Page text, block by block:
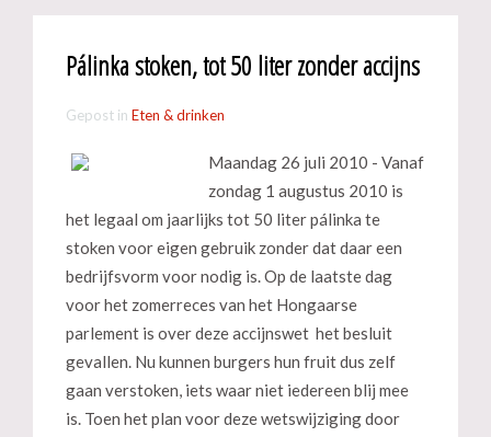
Pálinka stoken, tot 50 liter zonder accijns
Gepost in Eten & drinken
Maandag 26 juli 2010 - Vanaf
zondag 1 augustus 2010 is
het legaal om jaarlijks tot 50 liter pálinka te
stoken voor eigen gebruik zonder dat daar een
bedrijfsvorm voor nodig is. Op de laatste dag
voor het zomerreces van het Hongaarse
parlement is over deze accijnswet het besluit
gevallen. Nu kunnen burgers hun fruit dus zelf
gaan verstoken, iets waar niet iedereen blij mee
is. Toen het plan voor deze wetswijziging door